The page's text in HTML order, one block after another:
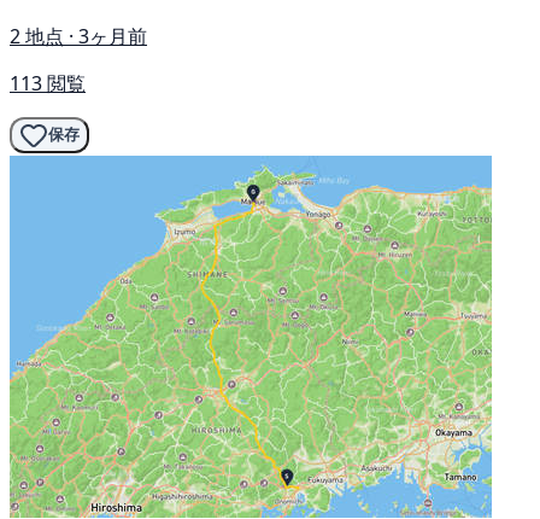
2 地点 · 3ヶ月前
113 閲覧
保存